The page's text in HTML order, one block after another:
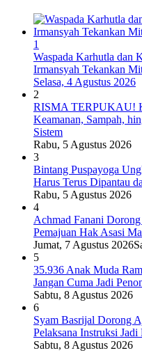
1
Waspada Karhutla dan
Irmansyah Tekankan
Selasa, 4 Agustus 2026
2
RISMA TERPUKAU!
Keamanan, Sampah,
Sistem
Rabu, 5 Agustus 2026
3
Bintang Puspayoga
Harus Terus Dipantau
Rabu, 5 Agustus 2026
4
Achmad Fanani
Pemajuan Hak Asasi
Jumat, 7 Agustus 2026
5
35.936 Anak Muda
Jangan Cuma Jadi
Sabtu, 8 Agustus 2026
6
Syam Basrijal Dorong
Pelaksana Instruksi
Sabtu, 8 Agustus 2026